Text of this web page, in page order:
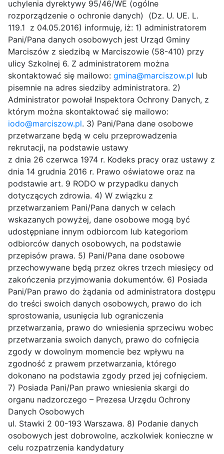
uchylenia dyrektywy 95/46/WE (ogólne
rozporządzenie o ochronie danych) (Dz. U. UE. L.
119.1 z 04.05.2016) informuję, iż: 1) administratorem
Pani/Pana danych osobowych jest Urząd Gminy
Marciszów z siedzibą w Marciszowie (58-410) przy
ulicy Szkolnej 6. Z administratorem można
skontaktować się mailowo: gmina@marciszow.pl lub
pisemnie na adres siedziby administratora. 2)
Administrator powołał Inspektora Ochrony Danych, z
którym można skontaktować się mailowo:
iodo@marciszow.pl. 3) Pani/Pana dane osobowe
przetwarzane będą w celu przeprowadzenia
rekrutacji, na podstawie ustawy
z dnia 26 czerwca 1974 r. Kodeks pracy oraz ustawy z
dnia 14 grudnia 2016 r. Prawo oświatowe oraz na
podstawie art. 9 RODO w przypadku danych
dotyczących zdrowia. 4) W związku z
przetwarzaniem Pani/Pana danych w celach
wskazanych powyżej, dane osobowe mogą być
udostępniane innym odbiorcom lub kategoriom
odbiorców danych osobowych, na podstawie
przepisów prawa. 5) Pani/Pana dane osobowe
przechowywane będą przez okres trzech miesięcy od
zakończenia przyjmowania dokumentów. 6) Posiada
Pani/Pan prawo do żądania od administratora dostępu
do treści swoich danych osobowych, prawo do ich
sprostowania, usunięcia lub ograniczenia
przetwarzania, prawo do wniesienia sprzeciwu wobec
przetwarzania swoich danych, prawo do cofnięcia
zgody w dowolnym momencie bez wpływu na
zgodność z prawem przetwarzania, którego
dokonano na podstawia zgody przed jej cofnięciem.
7) Posiada Pani/Pan prawo wniesienia skargi do
organu nadzorczego – Prezesa Urzędu Ochrony
Danych Osobowych
ul. Stawki 2 00-193 Warszawa. 8) Podanie danych
osobowych jest dobrowolne, aczkolwiek konieczne w
celu rozpatrzenia kandydatury